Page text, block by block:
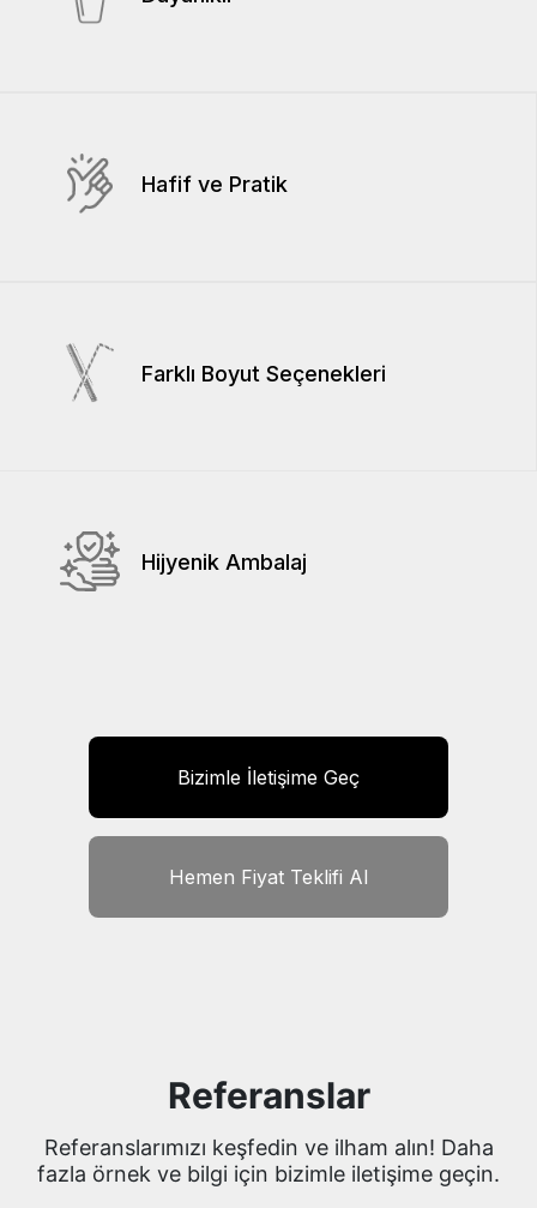
Hafif ve Pratik
Farklı Boyut Seçenekleri
Hijyenik Ambalaj
Bizimle İletişime Geç
Hemen Fiyat Teklifi Al
Referanslar
Referanslarımızı keşfedin ve ilham alın! Daha
fazla örnek ve bilgi için bizimle iletişime geçin.